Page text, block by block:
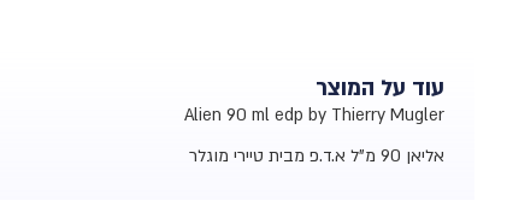
עוד על המוצר
Alien 90 ml edp by Thierry Mugler
אליאן 90 מ"ל א.ד.פ מבית טיירי מוגלר